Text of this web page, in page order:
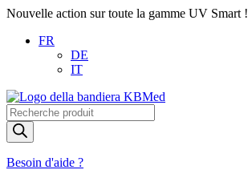
Nouvelle action sur toute la gamme UV Smart !
FR
DE
IT
Recherche
de
produits
Besoin d'aide ?